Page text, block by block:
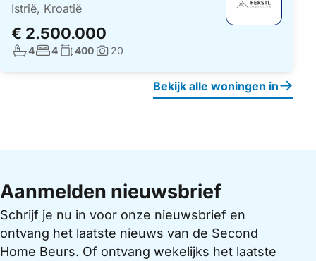
Istrië, Kroatië
€ 2.500.000
Aantal badkamers:
4Aantal slaapkamers:
4Woonoppervlakte:
400Foto's:
20
Bekijk alle woningen in
Aanmelden nieuwsbrief
Schrijf je nu in voor onze nieuwsbrief en
ontvang het laatste nieuws van de Second
Home Beurs. Of ontvang wekelijks het laatste